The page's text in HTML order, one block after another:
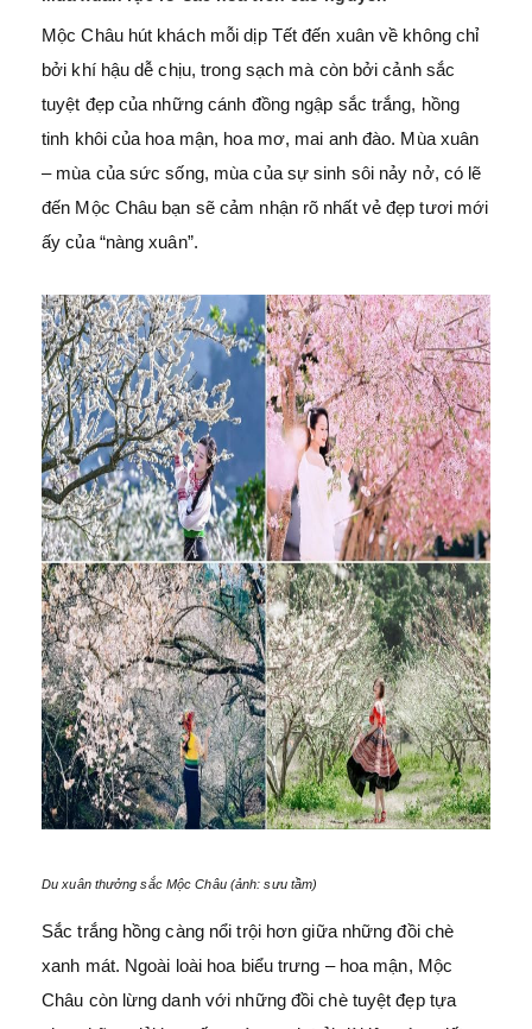
Mộc Châu hút khách mỗi dịp Tết đến xuân về không chỉ
bởi khí hậu dễ chịu, trong sạch mà còn bởi cảnh sắc
tuyệt đẹp của những cánh đồng ngập sắc trắng, hồng
tinh khôi của hoa mận, hoa mơ, mai anh đào. Mùa xuân
– mùa của sức sống, mùa của sự sinh sôi nảy nở, có lẽ
đến Mộc Châu bạn sẽ cảm nhận rõ nhất vẻ đẹp tươi mới
ấy của “nàng xuân”.
Du xuân thưởng sắc Mộc Châu (ảnh: sưu tầm)
Sắc trắng hồng càng nổi trội hơn giữa những đồi chè
xanh mát. Ngoài loài hoa biểu trưng – hoa mận, Mộc
Châu còn lừng danh với những đồi chè tuyệt đẹp tựa